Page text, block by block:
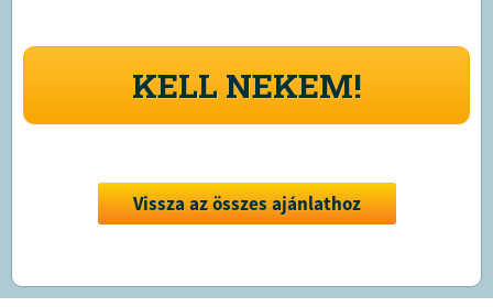
KELL NEKEM!
Vissza az összes ajánlathoz